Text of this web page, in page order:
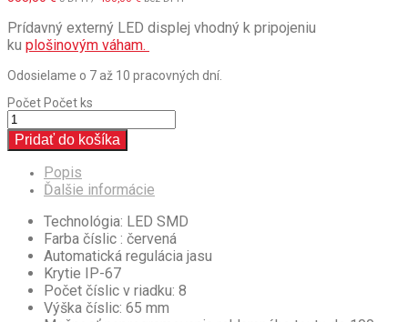
Prídavný externý LED displej vhodný k pripojeniu
ku plošinovým váham.
Odosielame o 7 až 10 pracovných dní.
PočetPočet ks
Pridať do košíka
Popis
Ďalšie informácie
Technológia: LED SMD
Farba číslic : červená
Automatická regulácia jasu
Krytie IP-67
Počet číslic v riadku: 8
Výška číslic: 65 mm